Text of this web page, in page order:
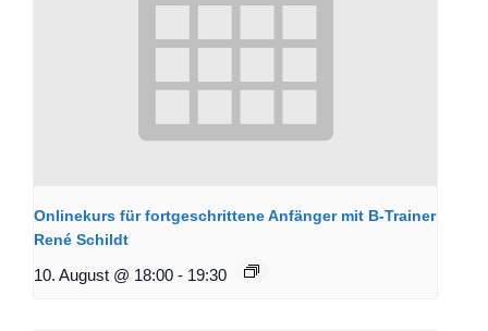
Onlinekurs für fortgeschrittene Anfänger mit B-Trainer
René Schildt
10. August @ 18:00 - 19:30